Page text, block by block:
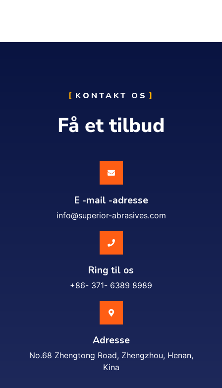
KONTAKT OS
Få et tilbud
E -mail -adresse
info@superior-abrasives.com
Ring til os
+86- 371- 6389 8989
Adresse
No.68 Zhengtong Road, Zhengzhou, Henan,
Kina